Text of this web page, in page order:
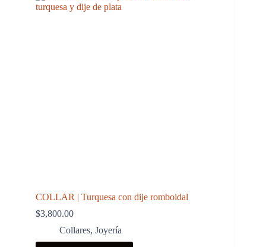
COLLAR | Turquesa con dije romboidal
$3,800.00
Collares, Joyería